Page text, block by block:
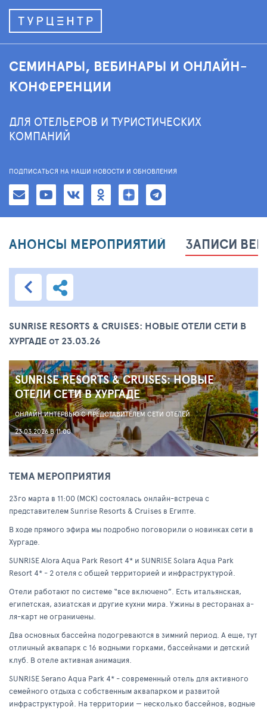
СЕМИНАРЫ, ВЕБИНАРЫ И ОНЛАЙН-
КОНФЕРЕНЦИИ
ДЛЯ ОТЕЛЬЕРОВ И ТУРИСТИЧЕСКИХ
КОМПАНИЙ
ПОДПИСАТЬСЯ НА НАШИ НОВОСТИ И ОБНОВЛЕНИЯ
АНОНСЫ МЕРОПРИЯТИЙ ЗАПИСИ
SUNRISE RESORTS & CRUISES: НОВЫЕ ОТЕЛИ СЕТИ В
ХУРГАДЕ ОТ 23.03.26
SUNRISE RESORTS & CRUISES: НОВЫЕ
ОТЕЛИ СЕТИ В ХУРГАДЕ
ОНЛАЙН ИНТЕРВЬЮ С ПРЕДСТАВИТЕЛЕМ СЕТИ ОТЕЛЕЙ
23.03.2026 В 11:00
ТЕМА МЕРОПРИЯТИЯ
23го марта в 11:00 (МСК) состоялась онлайн-встреча с
представителем Sunrise Resorts & Cruises в Египте.
В ходе прямого эфира мы подробно поговорили о новинках сети в
Хургаде.
SUNRISE Alora Aqua Park Resort 4* и SUNRISE Solara Aqua Park
Resort 4* - 2 отеля с общей территорией и инфраструктурой.
Отели работают по системе “все включено”. Есть итальянская,
египетская, азиатская и другие кухни мира. Ужины в ресторанах а-
ля-карт не ограничены.
Два основных бассейна подогреваются в зимний период. А еще, тут
отличный аквапарк с 16 водными горками, бассейнами и детский
клуб. В отеле активная анимация.
SUNRISE Serano Aqua Park 4* - современный отель для активного
семейного отдыха с собственным аквапарком и развитой
инфраструктурой. На территории — несколько бассейнов, водные